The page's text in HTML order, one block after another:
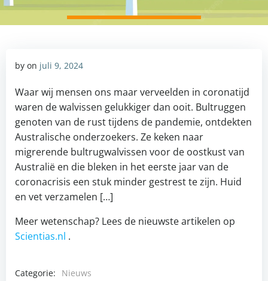
by on juli 9, 2024
Waar wij mensen ons maar verveelden in coronatijd
waren de walvissen gelukkiger dan ooit. Bultruggen
genoten van de rust tijdens de pandemie, ontdekten
Australische onderzoekers. Ze keken naar
migrerende bultrugwalvissen voor de oostkust van
Australië en die bleken in het eerste jaar van de
coronacrisis een stuk minder gestrest te zijn. Huid
en vet verzamelen […]
Meer wetenschap? Lees de nieuwste artikelen op
Scientias.nl .
Categorie:
Nieuws